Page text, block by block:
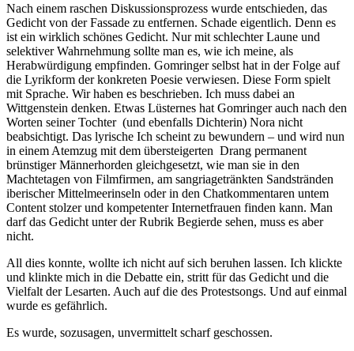
Nach einem raschen Diskussionsprozess wurde entschieden, das
Gedicht von der Fassade zu entfernen. Schade eigentlich. Denn es
ist ein wirklich schönes Gedicht. Nur mit schlechter Laune und
selektiver Wahrnehmung sollte man es, wie ich meine, als
Herabwürdigung empfinden. Gomringer selbst hat in der Folge auf
die Lyrikform der konkreten Poesie verwiesen. Diese Form spielt
mit Sprache. Wir haben es beschrieben. Ich muss dabei an
Wittgenstein denken. Etwas Lüsternes hat Gomringer auch nach den
Worten seiner Tochter (und ebenfalls Dichterin) Nora nicht
beabsichtigt. Das lyrische Ich scheint zu bewundern – und wird nun
in einem Atemzug mit dem übersteigerten Drang permanent
brünstiger Männerhorden gleichgesetzt, wie man sie in den
Machtetagen von Filmfirmen, am sangriagetränkten Sandstränden
iberischer Mittelmeerinseln oder in den Chatkommentaren untem
Content stolzer und kompetenter Internetfrauen finden kann. Man
darf das Gedicht unter der Rubrik Begierde sehen, muss es aber
nicht.
All dies konnte, wollte ich nicht auf sich beruhen lassen. Ich klickte
und klinkte mich in die Debatte ein, stritt für das Gedicht und die
Vielfalt der Lesarten. Auch auf die des Protestsongs. Und auf einmal
wurde es gefährlich.
Es wurde, sozusagen, unvermittelt scharf geschossen.